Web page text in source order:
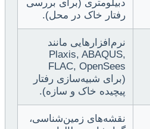
دبیلومتری (برای بررسی
رفتار خاک در محل).
نرم‌افزارهایی مانند
Plaxis, ABAQUS,
FLAC, OpenSees
(برای شبیه‌سازی رفتار
پیچیده خاک و سازه).
نقشه‌های زمین‌شناسی،